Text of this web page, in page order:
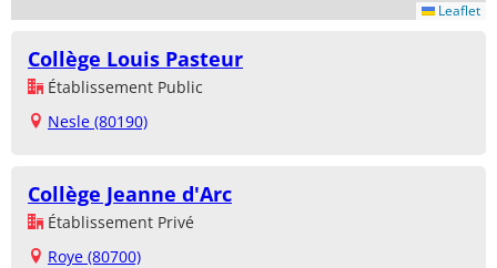
Leaflet
Collège Louis Pasteur
Établissement Public
Nesle (80190)
Collège Jeanne d'Arc
Établissement Privé
Roye (80700)